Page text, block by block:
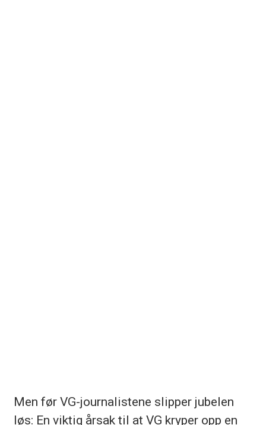
Men før VG-journalistene slipper jubelen
løs: En viktig årsak til at VG kryper opp en